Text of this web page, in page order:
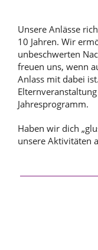
Unsere Anlässe
10 Jahren. Wir
unbeschwerten
freuen uns, wenn
Anlass mit dabei
Jahresprogramm.
Haben wir dich
unsere Aktivitäten